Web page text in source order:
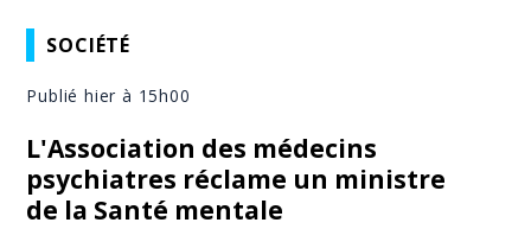
SOCIÉTÉ
Publié hier à 15h00
L'Association des médecins
psychiatres réclame un ministre
de la Santé mentale